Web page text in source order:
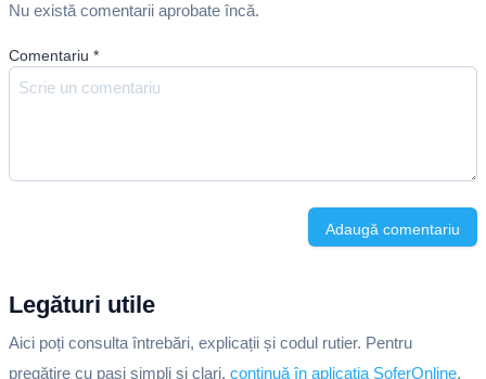
Nu există comentarii aprobate încă.
Comentariu *
Adaugă comentariu
Legături utile
Aici poți consulta întrebări, explicații și codul rutier. Pentru
pregătire cu pași simpli și clari, continuă în aplicația SoferOnline.